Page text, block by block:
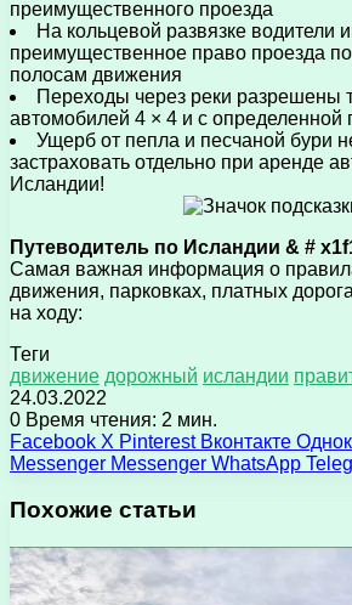
преимущественного проезда
На кольцевой развязке водители
преимущественное право проезда
полосам движения
Переходы через реки разрешены
автомобилей 4 × 4 и с определенной
Ущерб от пепла и песчаной бури
застраховать отдельно при аренде
Исландии!
Путеводитель по Исландии & #
Самая важная информация о
движения, парковках, платных
на ходу:
Теги
движение дорожный исландии
24.03.2022
0 Время чтения: 2 мин.
Facebook X Pinterest Вконтакте
Messenger Messenger WhatsApp
Похожие статьи